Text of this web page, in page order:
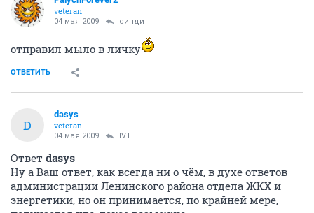
veteran
04 мая 2009 синди
отправил мыло в личку
ОТВЕТИТЬ
D
dasys
veteran
04 мая 2009 IVT
Ответ dasys
Ну а Ваш ответ, как всегда ни о чём, в духе ответов
администрации Ленинского района отдела ЖКХ и
энергетики, но он принимается, по крайней мере,